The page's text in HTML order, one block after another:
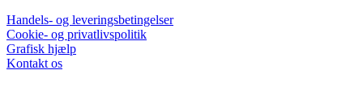
Handels- og leveringsbetingelser
Cookie- og privatlivspolitik
Grafisk hjælp
Kontakt os